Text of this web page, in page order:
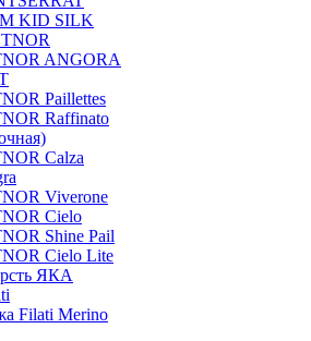
KID SILK
ANGORA
Paillettes
Raffinato
Calza
Viverone
Cielo
Shine Pail
Cielo Lite
ЯКА
Filati Merino